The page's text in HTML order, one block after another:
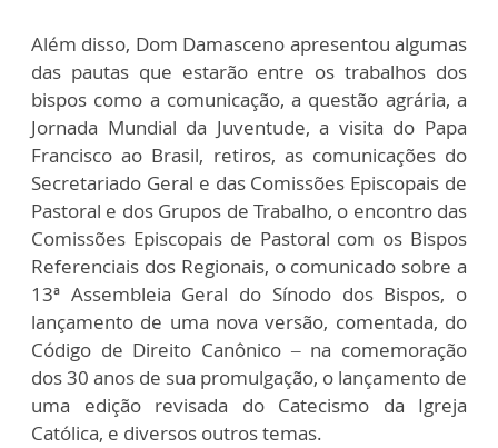
Além disso, Dom Damasceno apresentou algumas
das pautas que estarão entre os trabalhos dos
bispos como a comunicação, a questão agrária, a
Jornada Mundial da Juventude, a visita do Papa
Francisco ao Brasil, retiros, as comunicações do
Secretariado Geral e das Comissões Episcopais de
Pastoral e dos Grupos de Trabalho, o encontro das
Comissões Episcopais de Pastoral com os Bispos
Referenciais dos Regionais, o comunicado sobre a
13ª Assembleia Geral do Sínodo dos Bispos, o
lançamento de uma nova versão, comentada, do
Código de Direito Canônico – na comemoração
dos 30 anos de sua promulgação, o lançamento de
uma edição revisada do Catecismo da Igreja
Católica, e diversos outros temas.